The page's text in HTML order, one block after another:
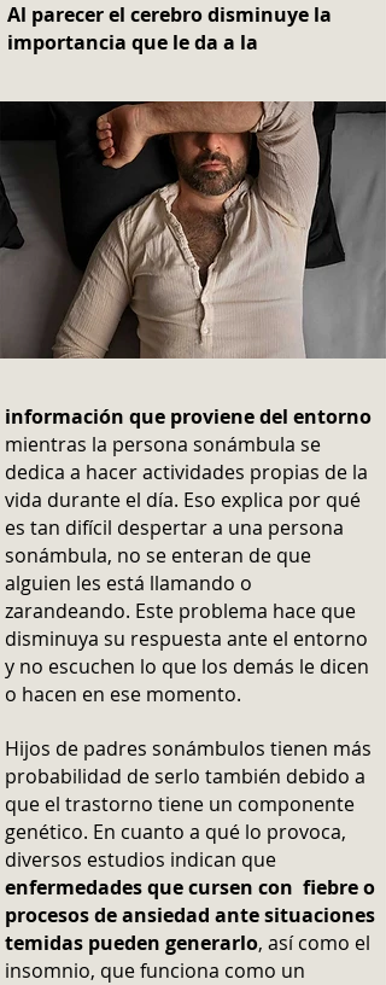
Al parecer el cerebro disminuye la
importancia que le da a la
información que proviene del entorno
mientras la persona sonámbula se
dedica a hacer actividades propias de la
vida durante el día. Eso explica por qué
es tan difícil despertar a una persona
sonámbula, no se enteran de que
alguien les está llamando o
zarandeando. Este problema hace que
disminuya su respuesta ante el entorno
y no escuchen lo que los demás le dicen
o hacen en ese momento.
Hijos de padres sonámbulos tienen más
probabilidad de serlo también debido a
que el trastorno tiene un componente
genético. En cuanto a qué lo provoca,
diversos estudios indican que
enfermedades que cursen con fiebre o
procesos de ansiedad ante situaciones
temidas pueden generarlo, así como el
insomnio, que funciona como un